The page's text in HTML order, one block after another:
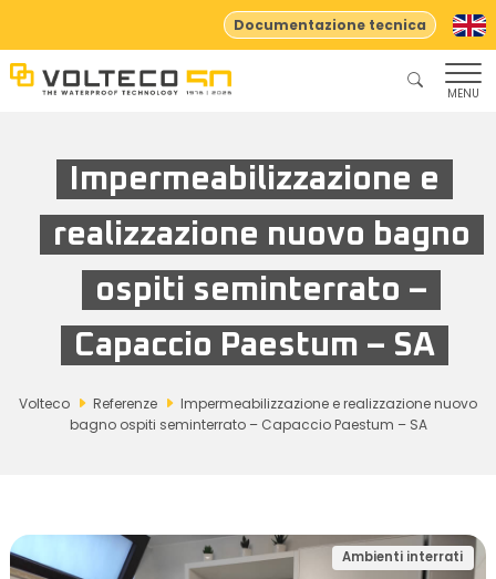
Documentazione tecnica
MENU
Impermeabilizzazione e
realizzazione nuovo bagno
ospiti seminterrato –
Capaccio Paestum – SA
Volteco Referenze
Impermeabilizzazione e realizzazione nuovo
bagno ospiti seminterrato – Capaccio Paestum – SA
Ambienti interrati